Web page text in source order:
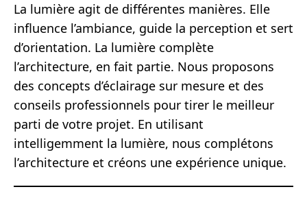
La lumière agit de différentes manières. Elle
influence l’ambiance, guide la perception et sert
d’orientation. La lumière complète
l’architecture, en fait partie. Nous proposons
des concepts d’éclairage sur mesure et des
conseils professionnels pour tirer le meilleur
parti de votre projet. En utilisant
intelligemment la lumière, nous complétons
l’architecture et créons une expérience unique.